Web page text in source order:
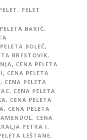
, PELET
BARIČ,
BOLEČ,
BRESTOVIK,
, CENA PELETA
, CENA PELETA
, CENA PELETA
, CENA PELETA
, CENA PELETA
, CENA PELETA
, CENA
PETRA I,
LEŠTANE,